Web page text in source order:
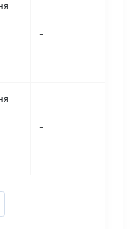
-
-